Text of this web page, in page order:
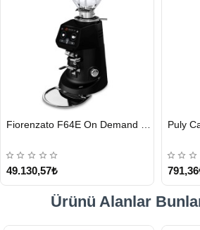
GÖNDERİ
49.130,57₺
Ürünü Alanlar